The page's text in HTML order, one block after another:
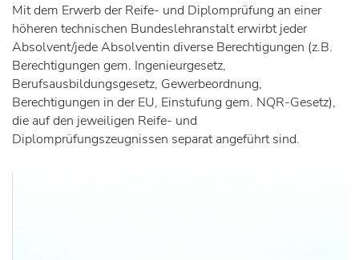
Mit dem Erwerb der Reife- und Diplomprüfung an einer
höheren technischen Bundeslehranstalt erwirbt jeder
Absolvent/jede Absolventin diverse Berechtigungen (z.B.
Berechtigungen gem. Ingenieurgesetz,
Berufsausbildungsgesetz, Gewerbeordnung,
Berechtigungen in der EU, Einstufung gem. NQR-Gesetz),
die auf den jeweiligen Reife- und
Diplomprüfungszeugnissen separat angeführt sind.